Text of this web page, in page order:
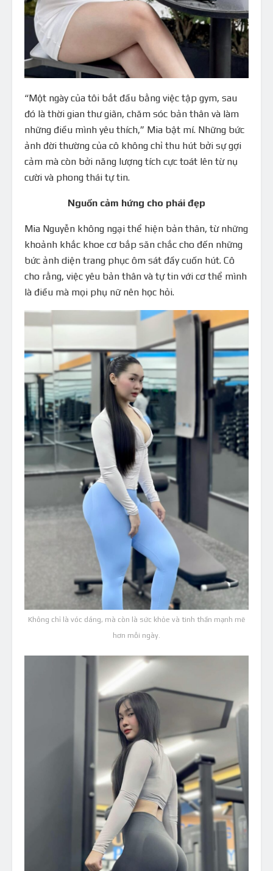
“Một ngày của tôi bắt đầu bằng việc tập gym, sau
đó là thời gian thư giãn, chăm sóc bản thân và làm
những điều mình yêu thích,” Mia bật mí. Những bức
ảnh đời thường của cô không chỉ thu hút bởi sự gợi
cảm mà còn bởi năng lượng tích cực toát lên từ nụ
cười và phong thái tự tin.
Nguồn cảm hứng cho phái đẹp
Mia Nguyễn không ngại thể hiện bản thân, từ những
khoảnh khắc khoe cơ bắp săn chắc cho đến những
bức ảnh diện trang phục ôm sát đầy cuốn hút. Cô
cho rằng, việc yêu bản thân và tự tin với cơ thể mình
là điều mà mọi phụ nữ nên học hỏi.
Không chỉ là vóc dáng, mà còn là sức khỏe và tinh thần mạnh mẽ
hơn mỗi ngày.